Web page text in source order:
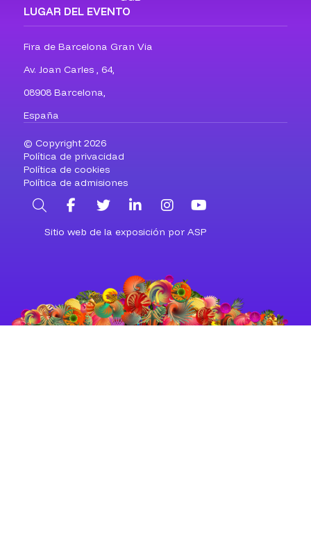
LUGAR DEL EVENTO
Fira de Barcelona Gran Via
Av. Joan Carles , 64,
08908 Barcelona,
España
© Copyright 2026
Política de privacidad
Política de cookies
Política de admisiones
BuscarFacebookTwitterLinkedInInstagram
Sitio web de la exposición por ASP